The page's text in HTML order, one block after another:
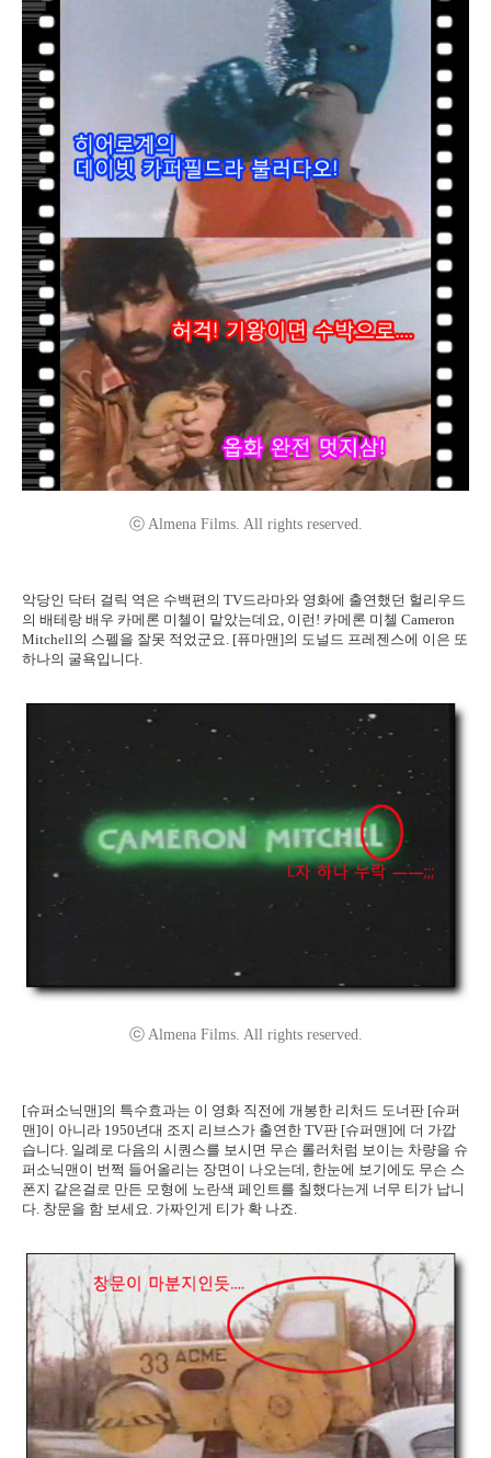
ⓒ Almena Films. All rights reserved.
악당인 닥터 걸릭 역은 수백편의 TV드라마와 영화에 출연했던 헐리우드
의 배테랑 배우 카메론 미첼이 맡았는데요, 이런! 카메론 미첼 Cameron
Mitchell의 스펠을 잘못 적었군요. [퓨마맨]의 도널드 프레젠스에 이은 또
하나의 굴욕입니다.
ⓒ Almena Films. All rights reserved.
[슈퍼소닉맨]의 특수효과는 이 영화 직전에 개봉한 리처드 도너판 [슈퍼
맨]이 아니라 1950년대 조지 리브스가 출연한 TV판 [슈퍼맨]에 더 가깝
습니다. 일례로 다음의 시퀀스를 보시면 무슨 롤러처럼 보이는 차량을 슈
퍼소닉맨이 번쩍 들어올리는 장면이 나오는데, 한눈에 보기에도 무슨 스
폰지 같은걸로 만든 모형에 노란색 페인트를 칠했다는게 너무 티가 납니
다. 창문을 함 보세요. 가짜인게 티가 확 나죠.